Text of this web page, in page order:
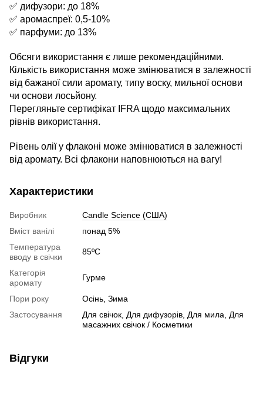
✅ дифузори: до 18%
✅ аромаспреї: 0,5-10%
✅ парфуми: до 13%
Обсяги використання є лише рекомендаційними.
Кількість використання може змінюватися в залежності
від бажаної сили аромату, типу воску, мильної основи
чи основи лосьйону.
Перегляньте сертифікат IFRA щодо максимальних
рівнів використання.
Рівень олії у флаконі може змінюватися в залежності
від аромату. Всі флакони наповнюються на вагу!
Характеристики
Виробник
Candle Science (США)
Вміст ванілі
понад 5%
Температура
вводу в свічки
85ºC
Категорія
аромату
Гурме
Пори року
Осінь, Зима
Застосування
Для свічок, Для дифузорів, Для мила, Для
масажних свічок / Косметики
Відгуки